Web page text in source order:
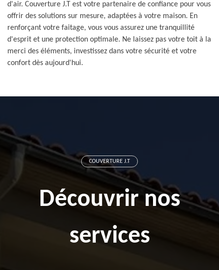
d'air. Couverture J.T est votre partenaire de confiance pour vous
offrir des solutions sur mesure, adaptées à votre maison. En
renforçant votre faitage, vous vous assurez une tranquillité
d'esprit et une protection optimale. Ne laissez pas votre toit à la
merci des éléments, investissez dans votre sécurité et votre
confort dès aujourd'hui.
COUVERTURE J.T
Découvrir nos
services